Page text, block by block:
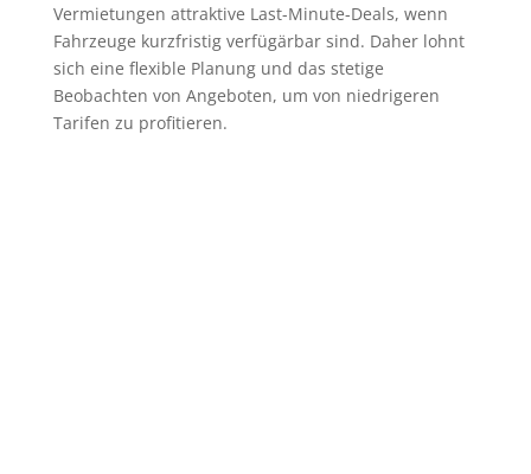
Vermietungen attraktive Last-Minute-Deals, wenn
Fahrzeuge kurzfristig verfügärbar sind. Daher lohnt
sich eine flexible Planung und das stetige
Beobachten von Angeboten, um von niedrigeren
Tarifen zu profitieren.